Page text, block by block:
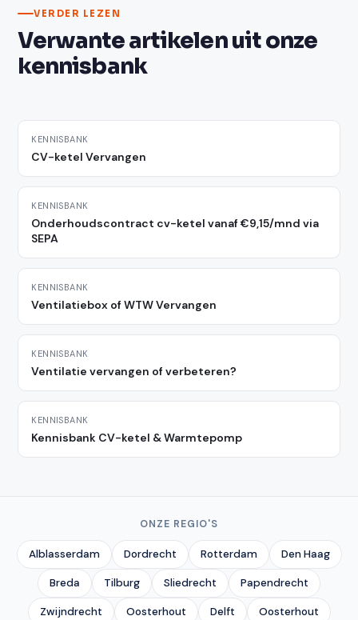
VERDER LEZEN
Verwante artikelen uit onze
kennisbank
KENNISBANK
CV-ketel Vervangen
KENNISBANK
Onderhoudscontract cv-ketel vanaf €9,15/mnd via
SEPA
KENNISBANK
Ventilatiebox of WTW Vervangen
KENNISBANK
Ventilatie vervangen of verbeteren?
KENNISBANK
Kennisbank CV-ketel & Warmtepomp
ONZE REGIO'S
Alblasserdam Dordrecht Rotterdam Den Haag
Breda Tilburg Sliedrecht Papendrecht
Zwijndrecht Oosterhout Delft Oosterhout